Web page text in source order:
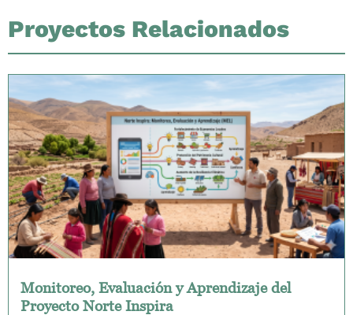
Proyectos Relacionados
Monitoreo, Evaluación y Aprendizaje del
Proyecto Norte Inspira